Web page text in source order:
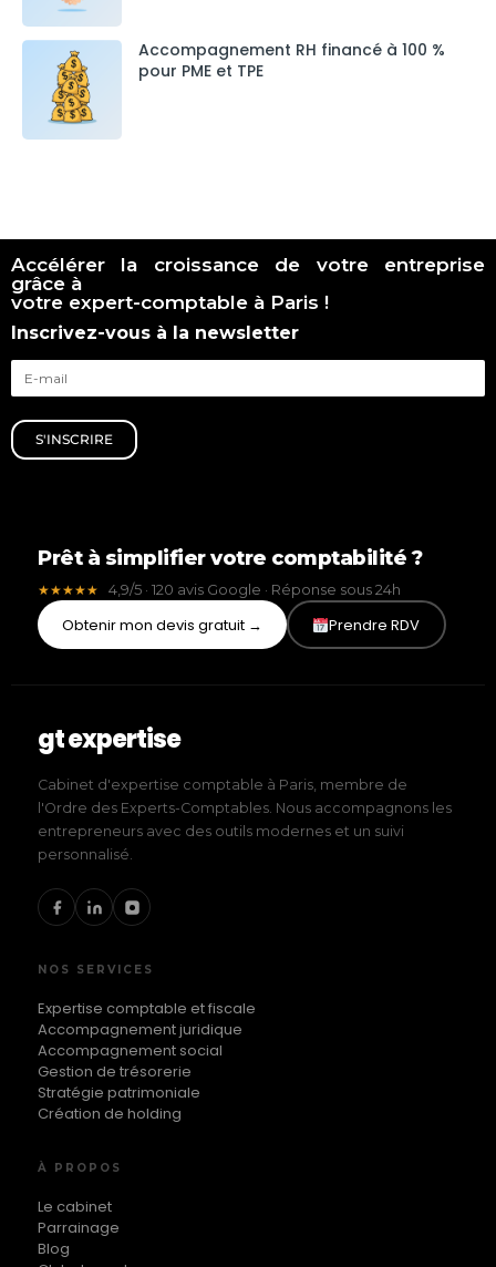
Accompagnement RH financé à 100 %
pour PME et TPE
Accélérer la croissance de votre entreprise
grâce à
votre expert-comptable à Paris !
Inscrivez-vous à la newsletter
S'INSCRIRE
Prêt à simplifier votre comptabilité ?
★★★★★ 4,9/5 · 120 avis Google · Réponse sous 24h
Obtenir mon devis gratuit → Prendre RDV
gt expertise
Cabinet d'expertise comptable à Paris, membre de
l'Ordre des Experts-Comptables. Nous accompagnons les
entrepreneurs avec des outils modernes et un suivi
personnalisé.
NOS SERVICES
Expertise comptable et fiscale
Accompagnement juridique
Accompagnement social
Gestion de trésorerie
Stratégie patrimoniale
Création de holding
À PROPOS
Le cabinet
Parrainage
Blog